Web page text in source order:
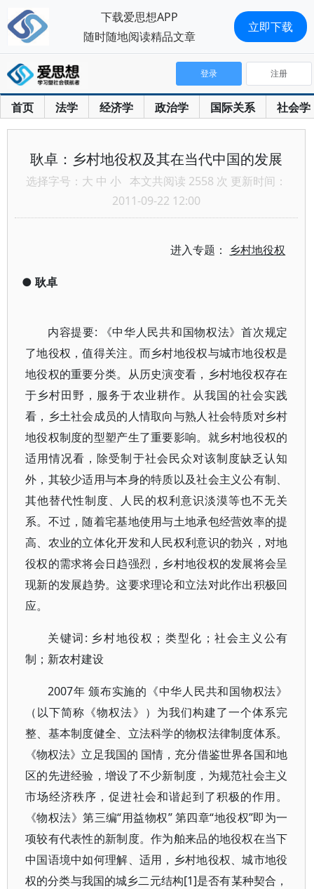
首页 法学 经济学 政治学 国际关系 社会学
登录 注册
耿卓：乡村地役权及其在当代中国的发展
选择字号： 大 中 小 本文共阅读 2558 次 更新时间：
2011-09-22 12:00
进入专题： 乡村地役权
● 耿卓
内容提要: 《中华人民共和国物权法》首次规定
了地役权，值得关注。而乡村地役权与城市地役权是
地役权的重要分类。从历史演变看，乡村地役权存在
于乡村田野，服务于农业耕作。从我国的社会实践
看，乡土社会成员的人情取向与熟人社会特质对乡村
地役权制度的型塑产生了重要影响。就乡村地役权的
适用情况看，除受制于社会民众对该制度缺乏认知
外，其较少适用与本身的特质以及社会主义公有制、
其他替代性制度、人民的权利意识淡漠等也不无关
系。不过，随着宅基地使用与土地承包经营效率的提
高、农业的立体化开发和人民权利意识的勃兴，对地
役权的需求将会日趋强烈，乡村地役权的发展将会呈
现新的发展趋势。这要求理论和立法对此作出积极回
应。
关键词: 乡村地役权；类型化；社会主义公有
制；新农村建设
2007年 颁布实施的《中华人民共和国物权法》
（以下简称《物权法》）为我们构建了一个体系完
整、基本制度健全、立法科学的物权法律制度体系。
《物权法》立足我国的 国情，充分借鉴世界各国和地
区的先进经验，增设了不少新制度，为规范社会主义
市场经济秩序，促进社会和谐起到了积极的作用。
《物权法》第三编“用益物权” 第四章“地役权”即为一
项较有代表性的新制度。作为舶来品的地役权在当下
中国语境中如何理解、适用，乡村地役权、城市地役
权的分类与我国的城乡二元结构[1]是否有某种契合，
下载爱思想APP
随时随地阅读精品文章
立即下载